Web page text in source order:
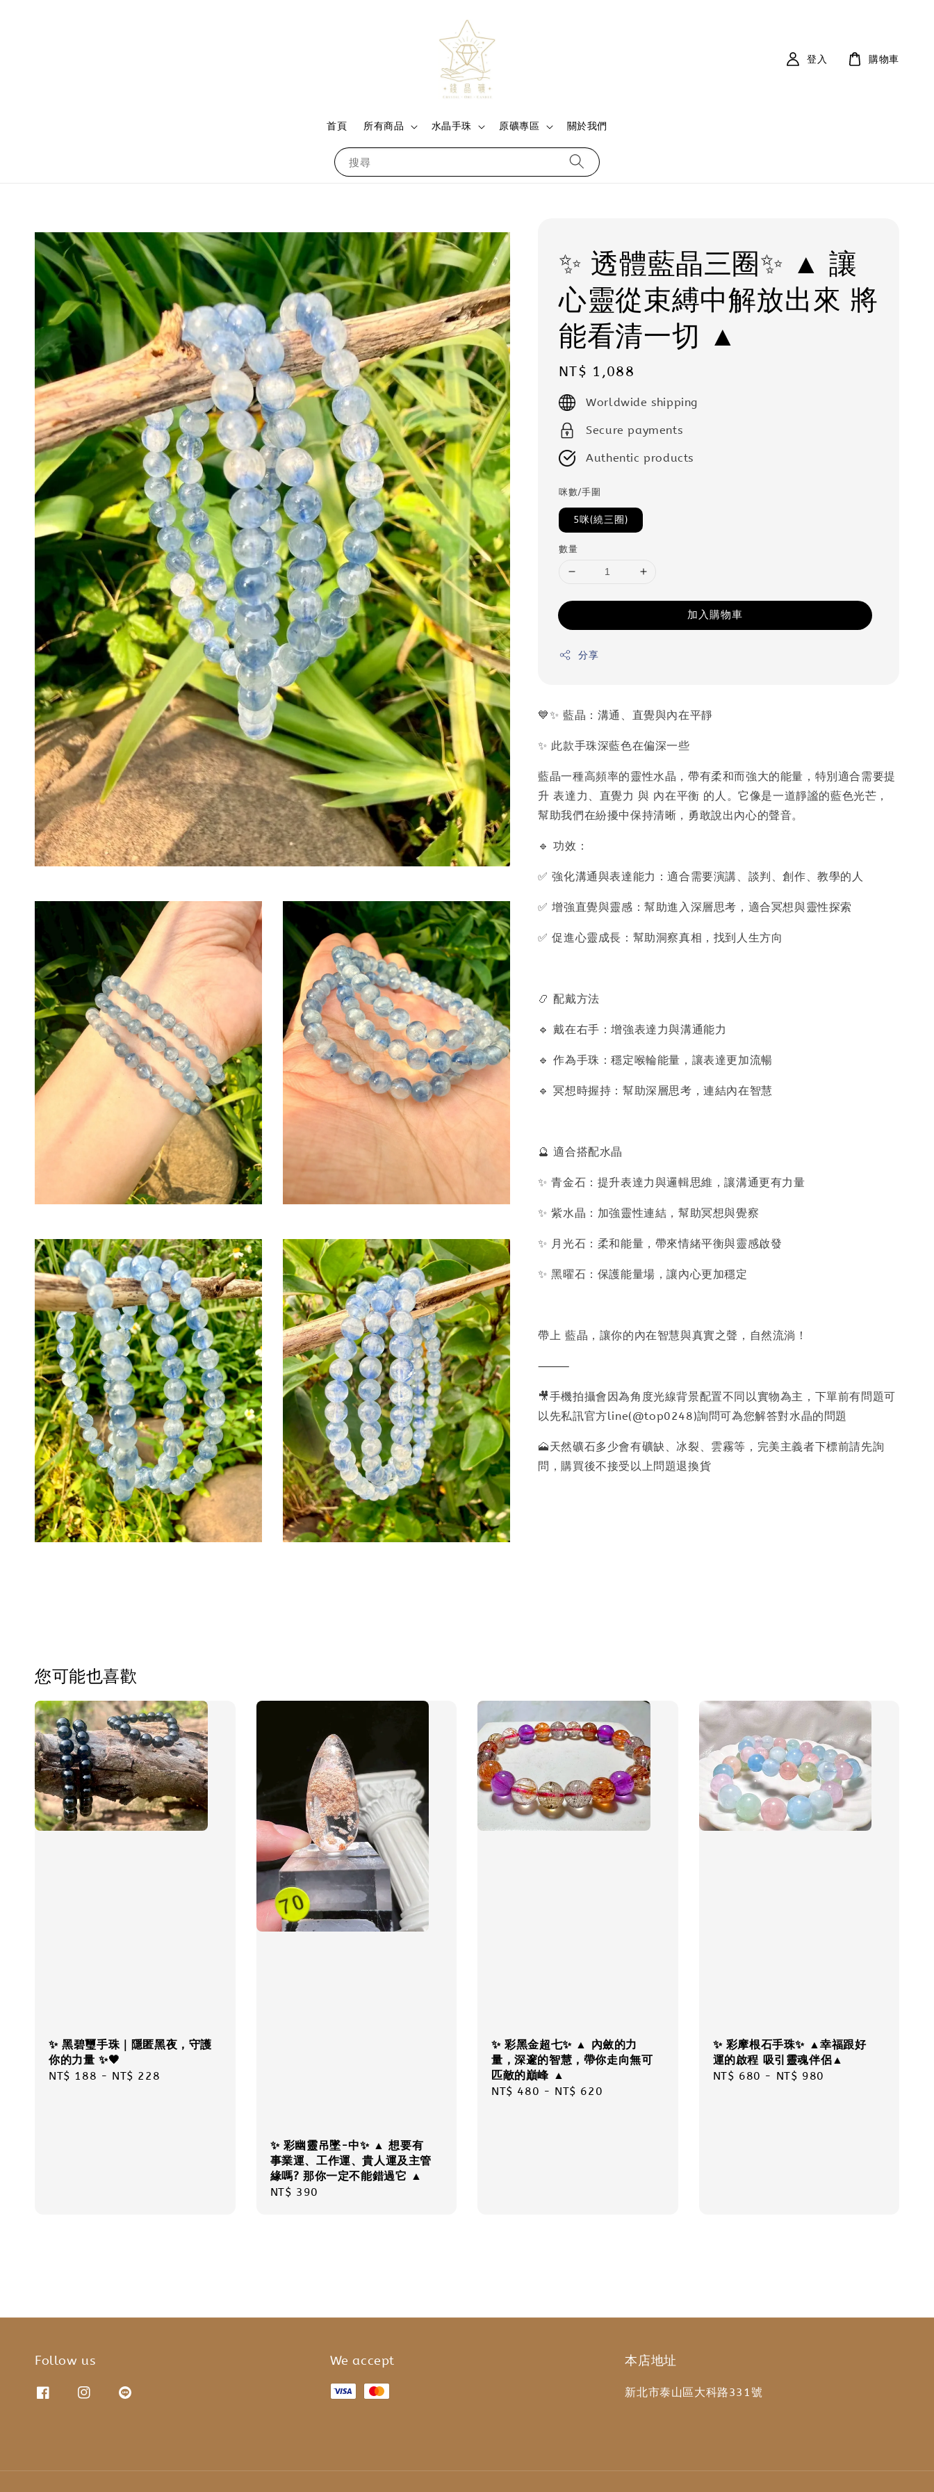
搜尋
首頁 所有商品 水晶手珠 原礦專區 關於我們
登入 購物車
✨ 透體藍晶三圈✨ ▲ 讓
心靈從束縛中解放出來 將
能看清一切 ▲
Regular
price
NT$ 1,088
Worldwide shipping
Secure payments
Authentic products
咪數/手圍
5咪(繞三圈)
數量
加入購物車
分享
💙✨ 藍晶：溝通、直覺與內在平靜
✨ 此款手珠深藍色在偏深一些
藍晶一種高頻率的靈性水晶，帶有柔和而強大的能量，特別適合需要提
升 表達力、直覺力 與 內在平衡 的人。它像是一道靜謐的藍色光芒，
幫助我們在紛擾中保持清晰，勇敢說出內心的聲音。
🔹 功效：
✅ 強化溝通與表達能力：適合需要演講、談判、創作、教學的人
✅ 增強直覺與靈感：幫助進入深層思考，適合冥想與靈性探索
✅ 促進心靈成長：幫助洞察真相，找到人生方向
📿 配戴方法
🔹 戴在右手：增強表達力與溝通能力
🔹 作為手珠：穩定喉輪能量，讓表達更加流暢
🔹 冥想時握持：幫助深層思考，連結內在智慧
🔮 適合搭配水晶
✨ 青金石：提升表達力與邏輯思維，讓溝通更有力量
✨ 紫水晶：加強靈性連結，幫助冥想與覺察
✨ 月光石：柔和能量，帶來情緒平衡與靈感啟發
✨ 黑曜石：保護能量場，讓內心更加穩定
帶上 藍晶，讓你的內在智慧與真實之聲，自然流淌！
⸻
🎥手機拍攝會因為角度光線背景配置不同以實物為主，下單前有問題可
以先私訊官方line(@top0248)詢問可為您解答對水晶的問題
🗻天然礦石多少會有礦缺、冰裂、雲霧等，完美主義者下標前請先詢
問，購買後不接受以上問題退換貨
您可能也喜歡
✨ 黑碧璽手珠｜隱匿黑夜，守護
你的力量 ✨🖤
Regular
NT$ 188 - NT$ 228
✨ 彩幽靈吊墜-中✨ ▲ 想要有
事業運、工作運、貴人運及主管
緣嗎? 那你一定不能錯過它 ▲
Regular
NT$ 390
✨ 彩黑金超七✨ ▲ 內斂的力
量，深邃的智慧，帶你走向無可
匹敵的巔峰 ▲
Regular
NT$ 480 - NT$ 620
✨ 彩摩根石手珠✨ ▲幸福跟好
運的啟程 吸引靈魂伴侶▲
Regular
NT$ 680 - NT$ 980
Follow us We accept 本店地址
新北市泰山區大科路331號